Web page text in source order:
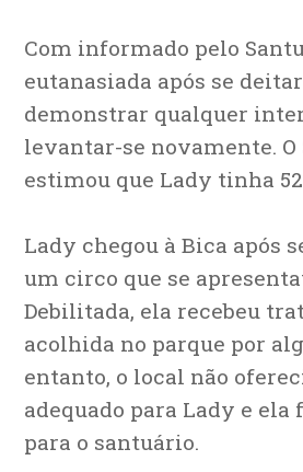
Com informado pelo
eutanasiada após se
demonstrar qualquer
levantar-se novamente. O
estimou que Lady tinha
Lady chegou à Bica após
um circo que se
Debilitada, ela recebeu
acolhida no parque por
entanto, o local não
adequado para Lady e
para o santuário.